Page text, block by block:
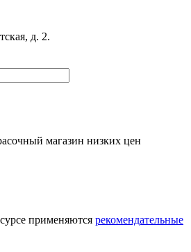
д. 2.
магазин низких цен
применяются рекомендательные